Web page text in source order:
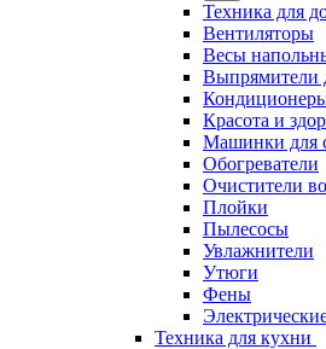
Техника для
Вентиляторы
Весы
Выпрямители
Красота и
Машинки для
Обогреватели
Очистители
Плойки
Пылесосы
Увлажнители
Утюги
Фены
Техника для кухни